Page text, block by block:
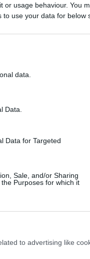
or usage behaviour. You
use your data for below
data.
Data.
Data for Targeted
Sale, and/or Sharing
Purposes for which it
to advertising like
Commercial Replacement
σπονδυλωτό πακέτο
και αυτοματισμό,
συνδεδεμένων
βελτιστοποιώντας